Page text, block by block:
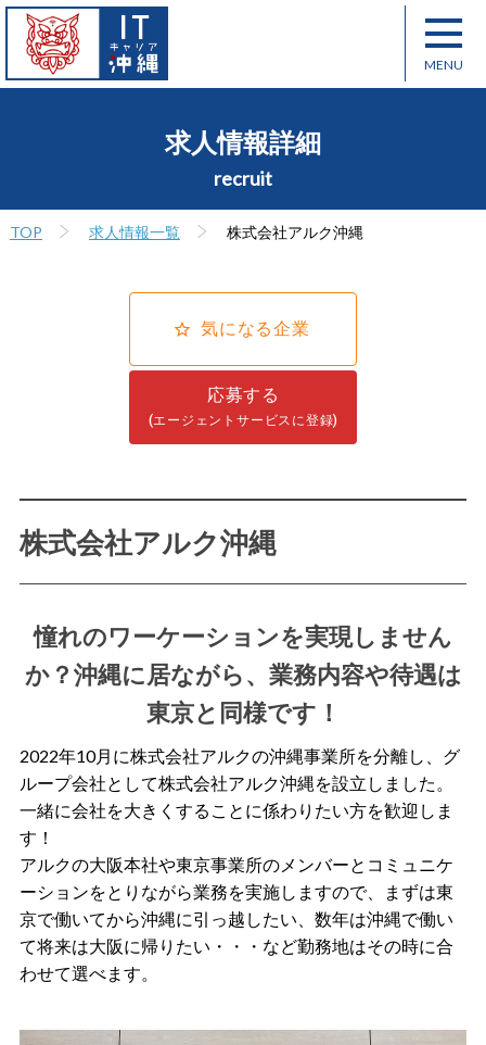
求人情報詳細
recruit
TOP 求人情報一覧 株式会社アルク沖縄
気になる企業
応募する
(エージェントサービスに登録)
株式会社アルク沖縄
憧れのワーケーションを実現しません
か？沖縄に居ながら、業務内容や待遇は
東京と同様です！
2022年10月に株式会社アルクの沖縄事業所を分離し、グ
ループ会社として株式会社アルク沖縄を設立しました。
一緒に会社を大きくすることに係わりたい方を歓迎しま
す！
アルクの大阪本社や東京事業所のメンバーとコミュニケ
ーションをとりながら業務を実施しますので、まずは東
京で働いてから沖縄に引っ越したい、数年は沖縄で働い
て将来は大阪に帰りたい・・・など勤務地はその時に合
わせて選べます。